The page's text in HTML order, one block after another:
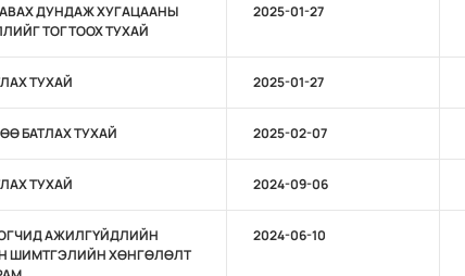
ДУНДАЖ ХУГАЦААНЫ
ТОГТООХ ТУХАЙ
2025-01-27
ТУХАЙ 2025-01-27
БАТЛАХ ТУХАЙ 2025-02-07
ТУХАЙ 2024-09-06
АЖИЛГҮЙДЛИЙН
ШИМТГЭЛИЙН ХӨНГӨЛӨЛТ
2024-06-10